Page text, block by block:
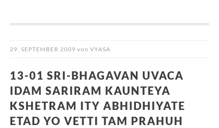
29. SEPTEMBER 2009 von VYASA
13-01 SRI-BHAGAVAN UVACA
IDAM SARIRAM KAUNTEYA
KSHETRAM ITY ABHIDHIYATE
ETAD YO VETTI TAM PRAHUH